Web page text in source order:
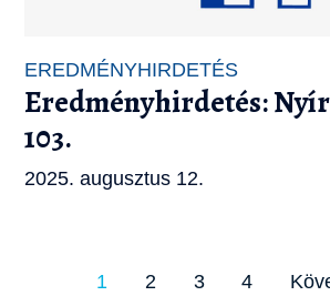
EREDMÉNYHIRDETÉS
Eredményhirdetés:
103.
2025. augusztus 12.
1 2 3 4